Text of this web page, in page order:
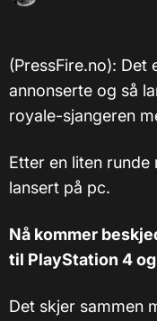
(PressFire.no): Det
annonserte og så
royale-sjangeren
Etter en liten
lansert på pc.
Nå kommer
til PlayStation 4 og
Det skjer sammen